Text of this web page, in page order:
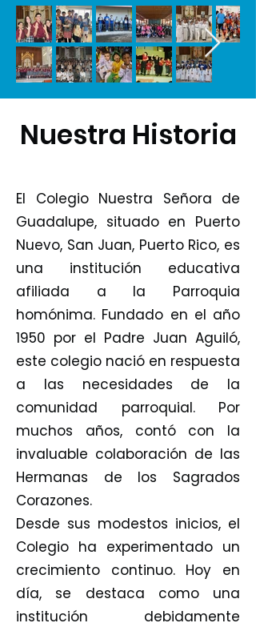
Nuestra Historia
El Colegio Nuestra Señora de
Guadalupe, situado en Puerto
Nuevo, San Juan, Puerto Rico, es
una institución educativa
afiliada a la Parroquia
homónima. Fundado en el año
1950 por el Padre Juan Aguiló,
este colegio nació en respuesta
a las necesidades de la
comunidad parroquial. Por
muchos años, contó con la
invaluable colaboración de las
Hermanas de los Sagrados
Corazones.
Desde sus modestos inicios, el
Colegio ha experimentado un
crecimiento continuo. Hoy en
día, se destaca como una
institución debidamente